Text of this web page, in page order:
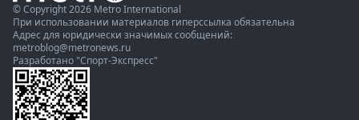
© Copyright 2026 Metro International
При использовании материалов гиперссылка обязательна
Адрес для юридически значимых сообщений:
metroblog@metronews.ru
Разработано "Спорт-Экспресс"